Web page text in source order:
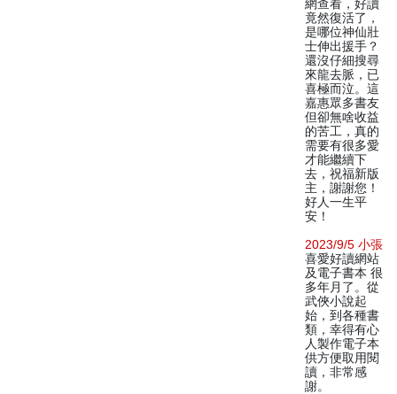
網查看，好讀
竟然復活了，
是哪位神仙壯
士伸出援手？
還沒仔細搜尋
來龍去脈，已
喜極而泣。這
嘉惠眾多書友
但卻無啥收益
的苦工，真的
需要有很多愛
才能繼續下
去，祝福新版
主，謝謝您！
好人一生平
安！
2023/9/5 小張
喜愛好讀網站
及電子書本 很
多年月了。從
武俠小說起
始，到各種書
類，幸得有心
人製作電子本
供方便取用閱
讀，非常感
謝。